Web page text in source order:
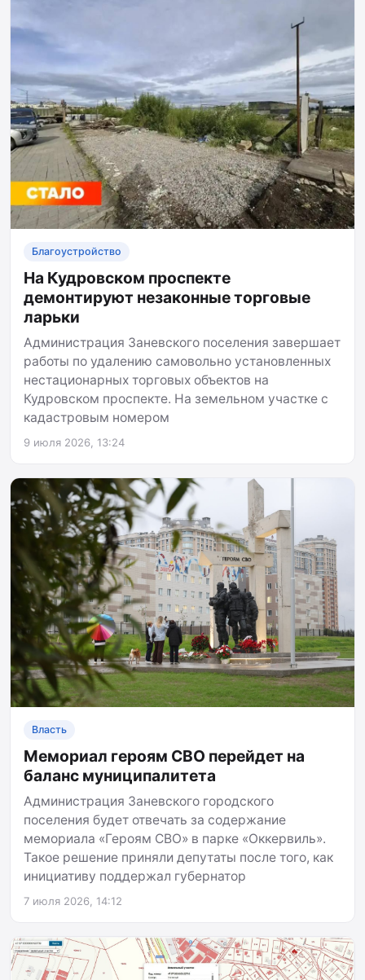
Благоустройство
На Кудровском проспекте
демонтируют незаконные торговые
ларьки
Администрация Заневского поселения завершает
работы по удалению самовольно установленных
нестационарных торговых объектов на
Кудровском проспекте. На земельном участке с
кадастровым номером
9 июля 2026, 13:24
Власть
Мемориал героям СВО перейдет на
баланс муниципалитета
Администрация Заневского городского
поселения будет отвечать за содержание
мемориала «Героям СВО» в парке «Оккервиль».
Такое решение приняли депутаты после того, как
инициативу поддержал губернатор
7 июля 2026, 14:12